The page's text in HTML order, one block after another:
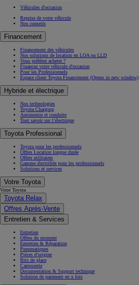
Véhicules d'occasion
Reprise de votre véhicule
Nos conseils
Financement
Financement des véhicules
Nos solutions de location en LOA ou LLD
Vous préférez acheter ?
Financez votre véhicule d'occasion
Pour les Professionnels
Espace client Toyota Financement (Opens in new window)
Hybride et électrique
Nos technologies
Toyota Charging
Autonomie et conduite
Tout savoir sur l’électrique
Toyota Professional
Toyota pour les professionnels
Offres Location longue durée
Offres utilitaires
Gamme électrifiée pour les professionnels
Solutions et services
Votre Toyota
Votre Toyota
Toyota Relax
Offres Après-Vente
Entretien & Services
Entretien
Offres du moment
Entretien & Réparation
Pneumatiques
Pièces d'origine
Bris de glace
Carrosserie
Documentation & Support technique
Solution de paiement en x fois